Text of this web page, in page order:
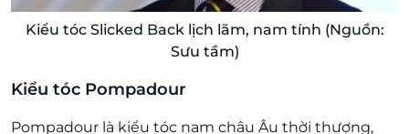
Kiểu tóc Slicked Back lịch lãm, nam tính (Nguồn:
Sưu tầm)
Kiểu tóc Pompadour
Pompadour là kiểu tóc nam châu Âu thời thượng,